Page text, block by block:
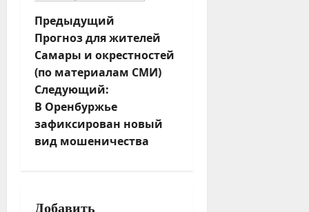
Н
а
в
и
г
а
ц
и
Предыдущий
Прогноз для жителей
Самары и окрестностей
(по материалам СМИ)
Следующий:
В Оренбуржье
зафиксирован новый
вид мошеничества
Добавить